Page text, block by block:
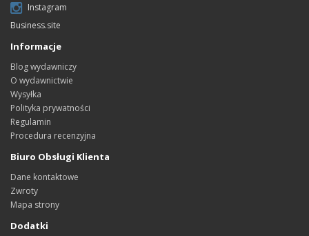
Instagram
Business.site
Informacje
Blog wydawniczy
O wydawnictwie
Wysyłka
Polityka prywatności
Regulamin
Procedura recenzyjna
Biuro Obsługi Klienta
Dane kontaktowe
Zwroty
Mapa strony
Dodatki